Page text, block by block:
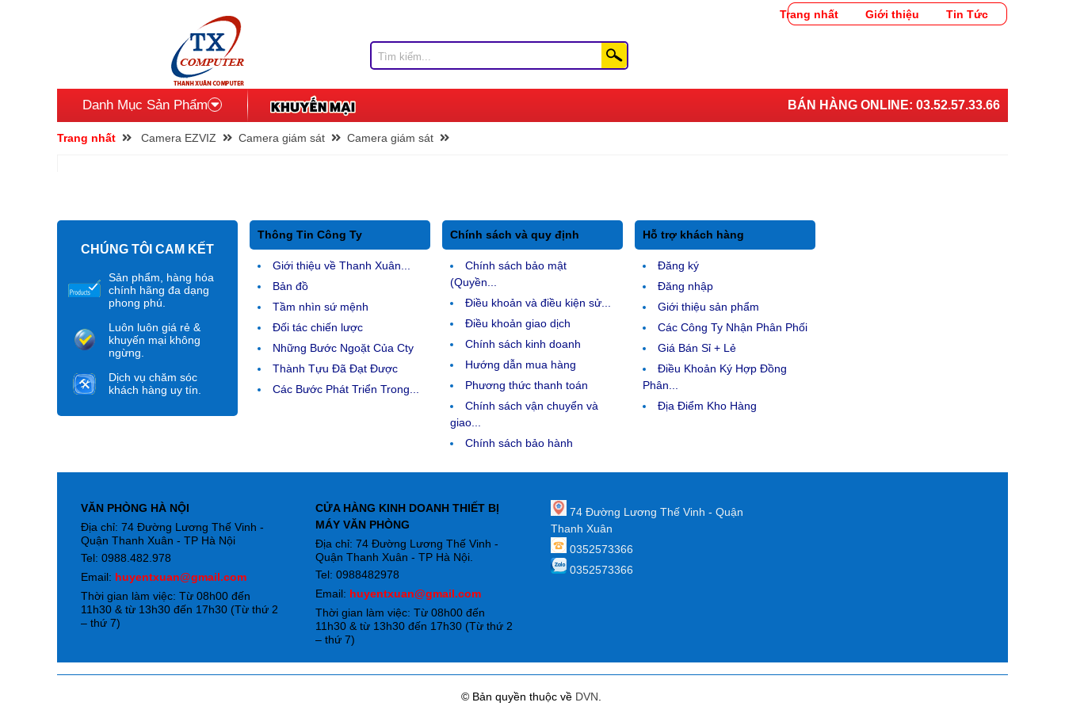
Trang nhất Giới thiệu Tin Tức
Danh Mục Sản Phẩm BÁN HÀNG ONLINE: 03.52.57.33.66
Trang nhất Camera EZVIZ Camera giám sát Camera giám sát
CHÚNG TÔI CAM KẾT
Sản phẩm, hàng hóa
chính hãng đa dạng
phong phú.
Luôn luôn giá rẻ &
khuyến mại không
ngừng.
Dịch vụ chăm sóc
khách hàng uy tín.
Thông Tin Công Ty
Giới thiệu về Thanh Xuân...
Bản đồ
Tầm nhìn sứ mệnh
Đối tác chiến lược
Những Bước Ngoặt Của Cty
Thành Tựu Đã Đạt Được
Các Bước Phát Triển Trong...
Chính sách và quy định
Chính sách bảo mật
(Quyền...
Điều khoản và điều kiện sử...
Điều khoản giao dịch
Chính sách kinh doanh
Hướng dẫn mua hàng
Phương thức thanh toán
Chính sách vận chuyển và
giao...
Chính sách bảo hành
Hỗ trợ khách hàng
Đăng ký
Đăng nhập
Giới thiệu sản phẩm
Các Công Ty Nhận Phân Phối
Giá Bán Sỉ + Lẻ
Điều Khoản Ký Hợp Đồng
Phân...
Địa Điểm Kho Hàng
VĂN PHÒNG HÀ NỘI
Địa chỉ: 74 Đường Lương Thế Vinh -
Quận Thanh Xuân - TP Hà Nội
Tel: 0988.482.978
Email: huyentxuan@gmail.com
Thời gian làm việc: Từ 08h00 đến
11h30 & từ 13h30 đến 17h30 (Từ thứ 2
– thứ 7)
CỬA HÀNG KINH DOANH THIẾT BỊ
MÁY VĂN PHÒNG
Địa chỉ: 74 Đường Lương Thế Vinh -
Quận Thanh Xuân - TP Hà Nội.
Tel: 0988482978
Email: huyentxuan@gmail.com
Thời gian làm việc: Từ 08h00 đến
11h30 & từ 13h30 đến 17h30 (Từ thứ 2
– thứ 7)
74 Đường Lương Thế Vinh - Quận
Thanh Xuân
0352573366
0352573366
© Bản quyền thuộc về DVN